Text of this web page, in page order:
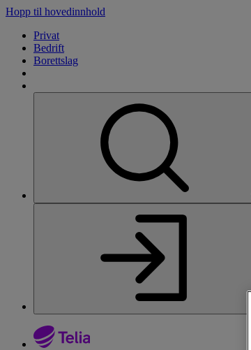
Hopp til hovedinnhold
Privat
Bedrift
Borettslag